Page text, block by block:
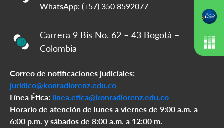
WhatsApp: (+57) 350 8592077
Carrera 9 Bis No. 62 – 43 Bogotá –
Colombia
Correo de notificaciones judiciales:
juridico@konradlorenz.edu.co
Línea Ética: linea.etica@konradlorenz.edu.co
Horario de atención de lunes a viernes de 9:00 a.m. a
6:00 p.m. y sábados de 8:00 a.m. a 12:00 m.